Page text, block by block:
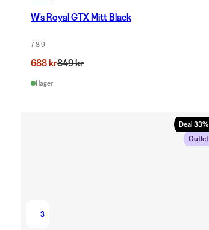
W's Royal GTX Mitt Black
7 8 9
688 kr849 kr
I lager
Deal 33%
Outlet
3